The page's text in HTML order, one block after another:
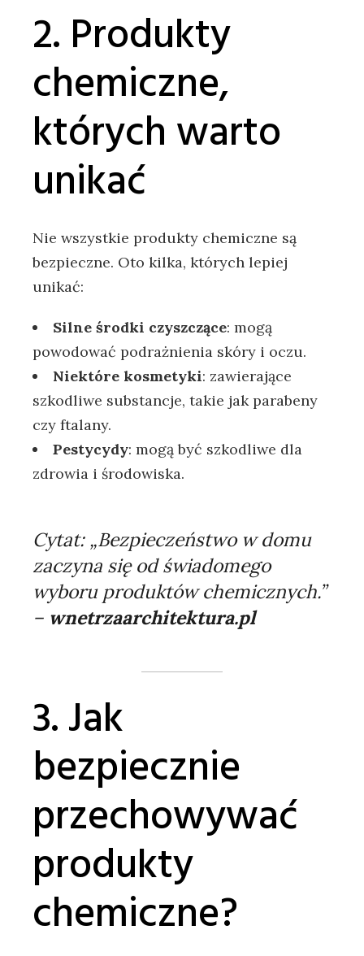
2. Produkty
chemiczne,
których warto
unikać
Nie wszystkie produkty chemiczne są
bezpieczne. Oto kilka, których lepiej
unikać:
Silne środki czyszczące: mogą
powodować podrażnienia skóry i oczu.
Niektóre kosmetyki: zawierające
szkodliwe substancje, takie jak parabeny
czy ftalany.
Pestycydy: mogą być szkodliwe dla
zdrowia i środowiska.
Cytat:„Bezpieczeństwo w domu
zaczyna się od świadomego
wyboru produktów chemicznych.”
– wnetrzaarchitektura.pl
3. Jak
bezpiecznie
przechowywać
produkty
chemiczne?